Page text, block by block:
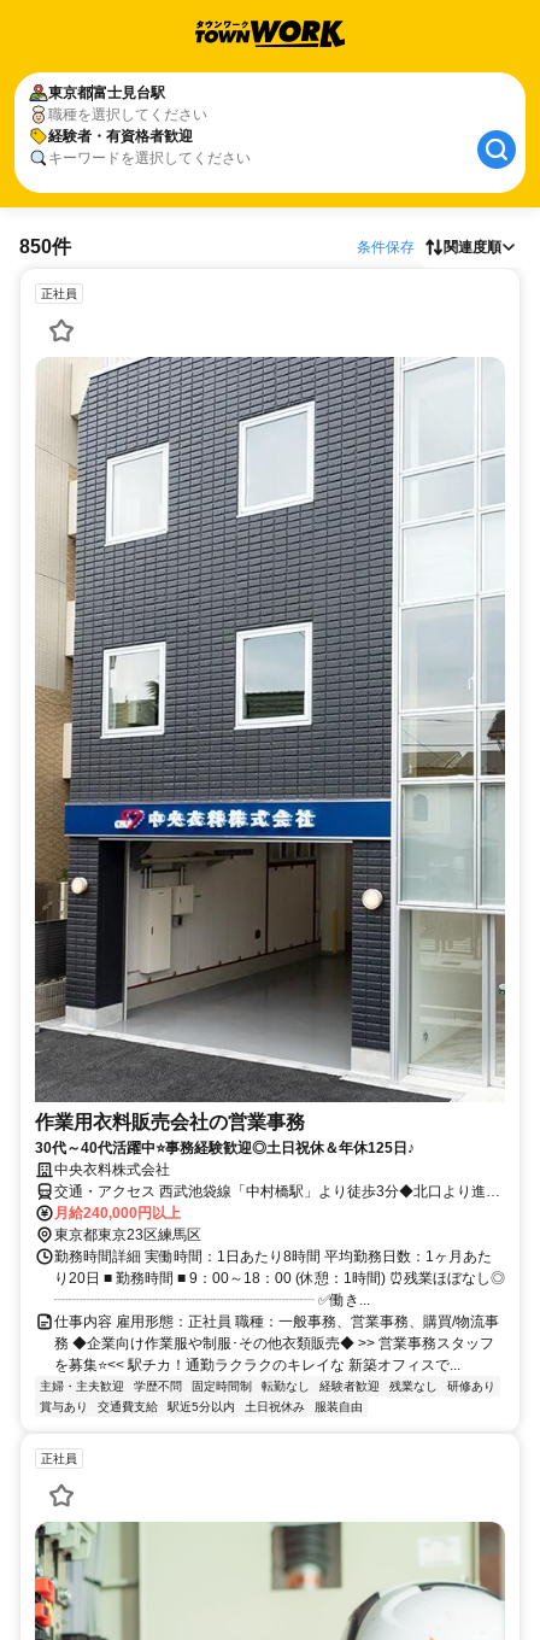
東京都富士見台駅
職種を選択してください
経験者・有資格者歓迎
キーワードを選択してください
850件 条件保存 関連度順
正社員
作業用衣料販売会社の営業事務
30代～40代活躍中⭐事務経験歓迎◎土日祝休＆年休125日♪
中央衣料株式会社
交通・アクセス 西武池袋線「中村橋駅」より徒歩3分◆北口より進
み、二つ目の十字路を曲がって、まっすぐ進むと「中央衣料株式会
社」の看板がすぐ見えますよ♪
月給240,000円以上
東京都東京23区練馬区
勤務時間詳細 実働時間：1日あたり8時間 平均勤務日数：1ヶ月あた
り20日 ■ 勤務時間 ■ 9：00～18：00 (休憩：1時間) ⏰残業ほぼなし◎
┈┈┈┈┈┈┈┈┈┈┈┈┈┈┈┈┈┈ ✅働き...
仕事内容 雇用形態：正社員 職種：一般事務、営業事務、購買/物流事
務 ◆企業向け作業服や制服･その他衣類販売◆ >> 営業事務スタッフ
を募集⭐<< 駅チカ！通勤ラクラクのキレイな 新築オフィスで...
主婦・主夫歓迎 学歴不問 固定時間制 転勤なし 経験者歓迎 残業なし
研修あり
賞与あり
交通費支給 駅近5分以内 土日祝休み 服装自由
正社員